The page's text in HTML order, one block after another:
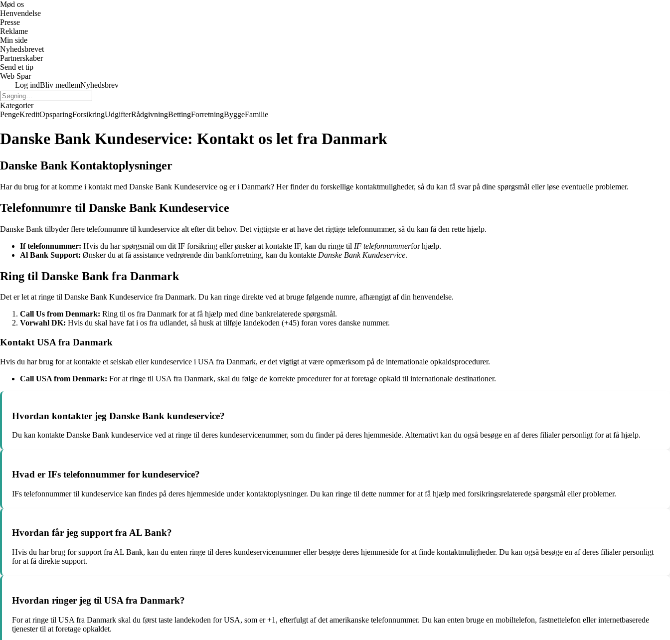
Mød os
Henvendelse
Presse
Reklame
Min side
Nyhedsbrevet
Partnerskaber
Send et tip
Web Spar
Log indBliv medlemNyhedsbrev
Kategorier
PengeKreditOpsparingForsikringUdgifterRådgivningBettingForretningByggeFamilie
Danske Bank Kundeservice: Kontakt os let fra Danmark
Danske Bank Kontaktoplysninger
Har du brug for at komme i kontakt med Danske Bank Kundeservice og er i Danmark? Her finder du forskellige kontaktmuligheder, så du kan få svar på dine spørgsmål eller løse eventuelle problemer.
Telefonnumre til Danske Bank Kundeservice
Danske Bank tilbyder flere telefonnumre til kundeservice alt efter dit behov. Det vigtigste er at have det rigtige telefonnummer, så du kan få den rette hjælp.
If telefonnummer: Hvis du har spørgsmål om dit IF forsikring eller ønsker at kontakte IF, kan du ringe til IF telefonnummerfor hjælp.
Al Bank Support: Ønsker du at få assistance vedrørende din bankforretning, kan du kontakte Danske Bank Kundeservice.
Ring til Danske Bank fra Danmark
Det er let at ringe til Danske Bank Kundeservice fra Danmark. Du kan ringe direkte ved at bruge følgende numre, afhængigt af din henvendelse.
Call Us from Denmark: Ring til os fra Danmark for at få hjælp med dine bankrelaterede spørgsmål.
Vorwahl DK: Hvis du skal have fat i os fra udlandet, så husk at tilføje landekoden (+45) foran vores danske nummer.
Kontakt USA fra Danmark
Hvis du har brug for at kontakte et selskab eller kundeservice i USA fra Danmark, er det vigtigt at være opmærksom på de internationale opkaldsprocedurer.
Call USA from Denmark: For at ringe til USA fra Danmark, skal du følge de korrekte procedurer for at foretage opkald til internationale destinationer.
Hvordan kontakter jeg Danske Bank kundeservice?
Du kan kontakte Danske Bank kundeservice ved at ringe til deres kundeservicenummer, som du finder på deres hjemmeside. Alternativt kan du også besøge en af deres filialer personligt for at få hjælp.
Hvad er IFs telefonnummer for kundeservice?
IFs telefonnummer til kundeservice kan findes på deres hjemmeside under kontaktoplysninger. Du kan ringe til dette nummer for at få hjælp med forsikringsrelaterede spørgsmål eller problemer.
Hvordan får jeg support fra AL Bank?
Hvis du har brug for support fra AL Bank, kan du enten ringe til deres kundeservicenummer eller besøge deres hjemmeside for at finde kontaktmuligheder. Du kan også besøge en af deres filialer personligt
for at få direkte support.
Hvordan ringer jeg til USA fra Danmark?
For at ringe til USA fra Danmark skal du først taste landekoden for USA, som er +1, efterfulgt af det amerikanske telefonnummer. Du kan enten bruge en mobiltelefon, fastnettelefon eller internetbaserede
tjenester til at foretage opkaldet.